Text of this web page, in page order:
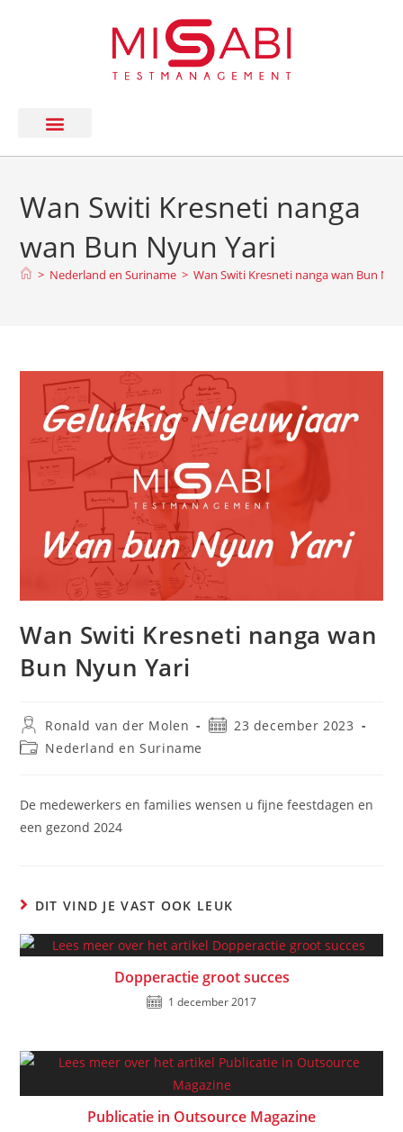
Wan Switi Kresneti nanga
wan Bun Nyun Yari
> Nederland en Suriname > Wan Switi Kresneti nanga wan Bun
Wan Switi Kresneti nanga wan
Bun Nyun Yari
Ronald van der Molen
23 december 2023
Nederland en Suriname
De medewerkers en families wensen u fijne feestdagen en
een gezond 2024
DIT VIND JE VAST OOK LEUK
Dopperactie groot succes
1 december 2017
Publicatie in Outsource Magazine